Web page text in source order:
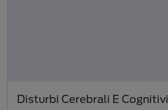
Disturbi Cerebrali E Cognitivi